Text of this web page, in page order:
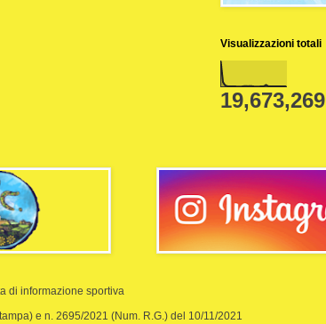
Visualizzazioni totali
19,673,269
di informazione sportiva
e n. 2695/2021 (Num. R.G.) del 10/11/2021